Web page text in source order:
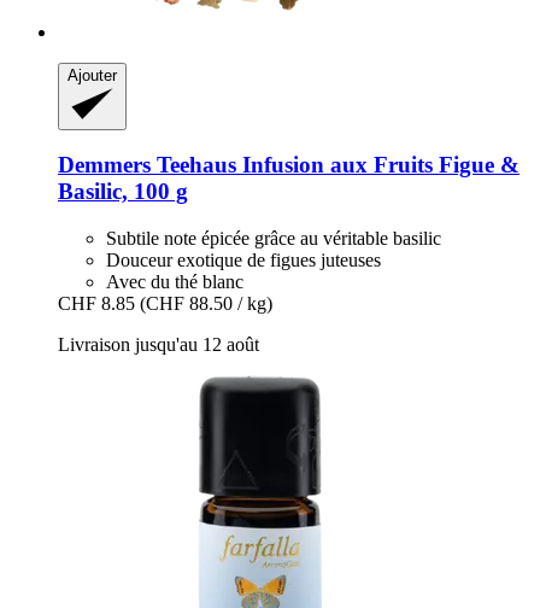
Ajouter
Demmers Teehaus Infusion aux Fruits Figue &
Basilic, 100 g
Subtile note épicée grâce au véritable basilic
Douceur exotique de figues juteuses
Avec du thé blanc
CHF 8.85 (CHF 88.50 / kg)
Livraison jusqu'au 12 août